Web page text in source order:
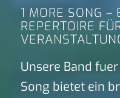
1 MORE SONG –
REPERTOIRE
Unsere Band
Song bietet ein